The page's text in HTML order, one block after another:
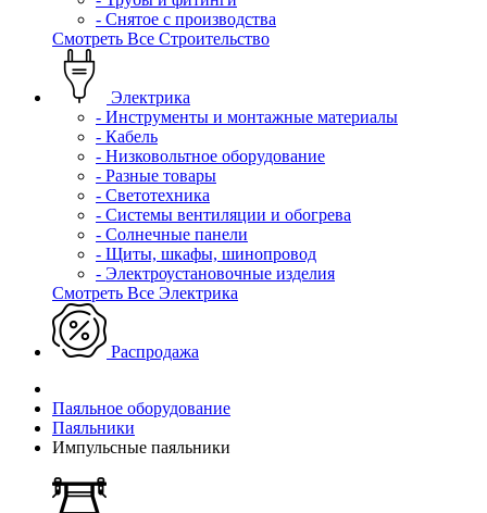
- Снятое с производства
Смотреть Все Строительство
Электрика
- Инструменты и монтажные материалы
- Кабель
- Низковольтное оборудование
- Разные товары
- Светотехника
- Системы вентиляции и обогрева
- Солнечные панели
- Щиты, шкафы, шинопровод
- Электроустановочные изделия
Смотреть Все Электрика
Распродажа
Паяльное оборудование
Паяльники
Импульсные паяльники